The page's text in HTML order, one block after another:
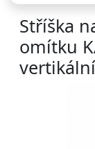
Stříška
omítku